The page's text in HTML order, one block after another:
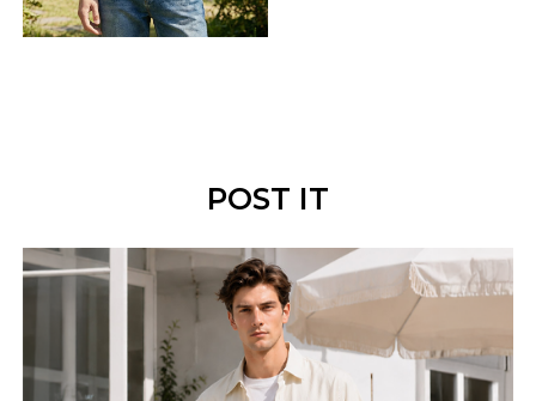
POST IT